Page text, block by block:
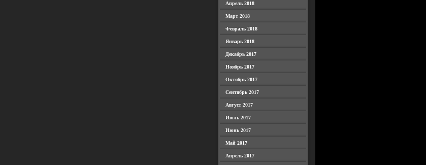
Апрель 2018
Март 2018
Февраль 2018
Январь 2018
Декабрь 2017
Ноябрь 2017
Октябрь 2017
Сентябрь 2017
Август 2017
Июль 2017
Июнь 2017
Май 2017
Апрель 2017